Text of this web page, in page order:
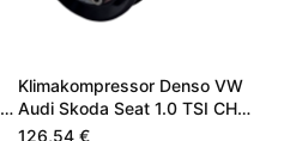
Klimakompressor Denso VW
Audi Skoda Seat 1.0 TSI CHZ
5Q0820803P
126,54 €